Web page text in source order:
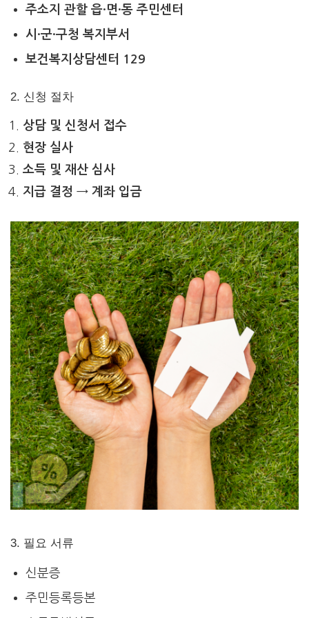
주소지 관할 읍·면·동 주민센터
시·군·구청 복지부서
보건복지상담센터 129
2. 신청 절차
상담 및 신청서 접수
현장 실사
소득 및 재산 심사
지급 결정 → 계좌 입금
3. 필요 서류
신분증
주민등록등본